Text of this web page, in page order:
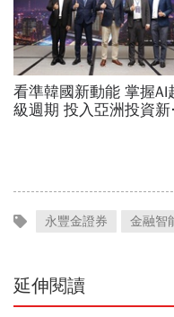
看準韓國新動能 掌握AI
級週期 投入亞洲投資新
永豐金證券 金融智
延伸閱讀